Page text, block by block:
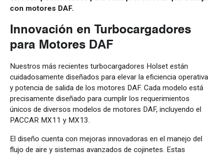
con motores DAF.
Innovación en Turbocargadores
para Motores DAF
Nuestros más recientes turbocargadores Holset están
cuidadosamente diseñados para elevar la eficiencia operativa
y potencia de salida de los motores DAF. Cada modelo está
precisamente diseñado para cumplir los requerimientos
únicos de diversos modelos de motores DAF, incluyendo el
PACCAR MX11 y MX13.
El diseño cuenta con mejoras innovadoras en el manejo del
flujo de aire y sistemas avanzados de cojinetes. Estas